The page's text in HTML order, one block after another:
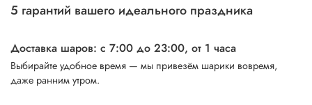
5 гарантий вашего идеального праздника
Доставка шаров: с 7:00 до 23:00, от 1 часа
Выбирайте удобное время — мы привезём шарики вовремя,
даже ранним утром.